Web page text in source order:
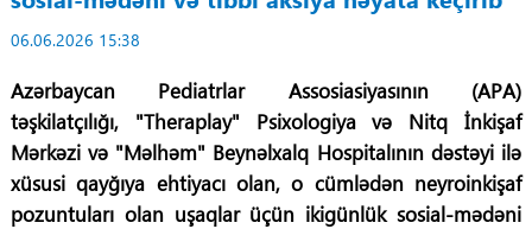
06.06.2026 15:38
Azərbaycan Pediatrlar Assosiasiyasının (APA)
təşkilatçılığı, "Theraplay" Psixologiya və Nitq İnkişaf
Mərkəzi və "Məlhəm" Beynəlxalq Hospitalının dəstəyi ilə
xüsusi qayğıya ehtiyacı olan, o cümlədən neyroinkişaf
pozuntuları olan uşaqlar üçün ikigünlük sosial-mədəni